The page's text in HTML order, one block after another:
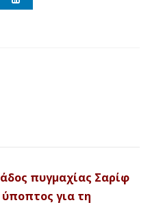
πυγμαχίας Σαρίφ
ύποπτος για τη